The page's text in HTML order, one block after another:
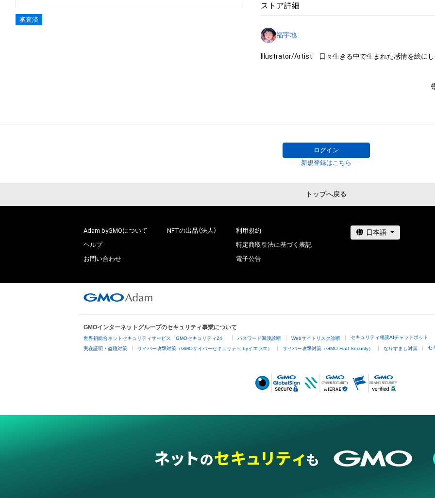
審査済
ストア詳細
福宇地
Illustrator/Artist　日々生きる中で生まれた感情を絵にし
ログイン
新規登録はこちら
トップへ戻る
Adam byGMOについて
ヘルプ
お問い合わせ
NFTの出品（法人）
利用規約
特定商取引法に基づく表記
電子公告
GMOインターネットグループのセキュリティ事業について
世界初総合ネットセキュリティサービス「GMOセキュリティ24」 パスワード漏洩診断 Webサイトリスク診断 セキュリティ相談AIチャットボット
実在証明・盗聴対策 サイバー攻撃対策（GMOサイバーセキュリティ byイエラエ） サイバー攻撃対策（GMO Flatt Security） なりすまし対策 セ